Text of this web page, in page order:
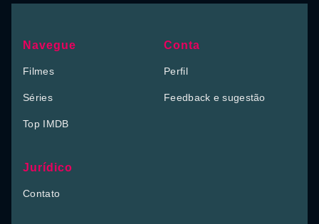
Navegue
Filmes
Séries
Top IMDB
Conta
Perfil
Feedback e sugestão
Jurídico
Contato